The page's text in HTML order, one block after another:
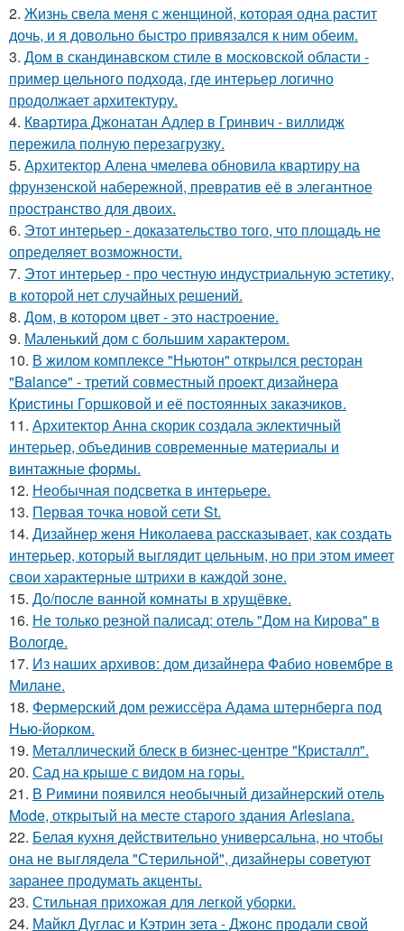
2. Жизнь свела меня с женщиной, которая одна растит
дочь, и я довольно быстро привязался к ним обеим.
3. Дом в скандинавском стиле в московской области -
пример цельного подхода, где интерьер логично
продолжает архитектуру.
4. Квартира Джонатан Адлер в Гринвич - виллидж
пережила полную перезагрузку.
5. Архитектор Алена чмелева обновила квартиру на
фрунзенской набережной, превратив её в элегантное
пространство для двоих.
6. Этот интерьер - доказательство того, что площадь не
определяет возможности.
7. Этот интерьер - про честную индустриальную эстетику,
в которой нет случайных решений.
8. Дом, в котором цвет - это настроение.
9. Маленький дом с большим характером.
10. В жилом комплексе "Ньютон" открылся ресторан
"Balance" - третий совместный проект дизайнера
Кристины Горшковой и её постоянных заказчиков.
11. Архитектор Анна скорик создала эклектичный
интерьер, объединив современные материалы и
винтажные формы.
12. Необычная подсветка в интерьере.
13. Первая точка новой сети St.
14. Дизайнер женя Николаева рассказывает, как создать
интерьер, который выглядит цельным, но при этом имеет
свои характерные штрихи в каждой зоне.
15. До/после ванной комнаты в хрущёвке.
16. Не только резной палисад: отель "Дом на Кирова" в
Вологде.
17. Из наших архивов: дом дизайнера Фабио новембре в
Милане.
18. Фермерский дом режиссёра Адама штернберга под
Нью-йорком.
19. Металлический блеск в бизнес-центре "Кристалл".
20. Сад на крыше с видом на горы.
21. В Римини появился необычный дизайнерский отель
Mode, открытый на месте старого здания Arlesiana.
22. Белая кухня действительно универсальна, но чтобы
она не выглядела "Стерильной", дизайнеры советуют
заранее продумать акценты.
23. Стильная прихожая для легкой уборки.
24. Майкл Дуглас и Кэтрин зета - Джонс продали свой